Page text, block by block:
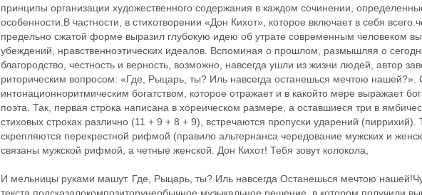
принципы организации художественного содержания в каждом сочинении,
особенности.В частности, в стихотворении «Дон Кихот», которое включает в себя всего
предельно сжатой форме выразил глубокую идею об утрате современным человеком
убеждений, нравственноэтических идеалов. Вспоминая о прошлом, размышляя о
благородство, честность и верность, возможно, навсегда ушли из жизни людей, автор
риторическим вопросом: «Где, Рыцарь, ты? Иль навсегда останешься мечтою нашей?».
интонационноритмическим богатством, которое отражает и в какойто мере выражает
поэта. Так, первая строка написана в хореическом размере, а оставшиеся три ‬в
стиховых строках различно (11 + 9 + 8 + 9), встречаются пропуски ударений
скрепляются перекрестной рифмой (правило альтернанса ‬чередование мужских и
связаны мужской рифмой, а четные ‬женской. Дон Кихот! Тебя зовут колокола,
И мельницы руками машут. Где, Рыцарь, ты? Иль навсегда Останешься мечтою